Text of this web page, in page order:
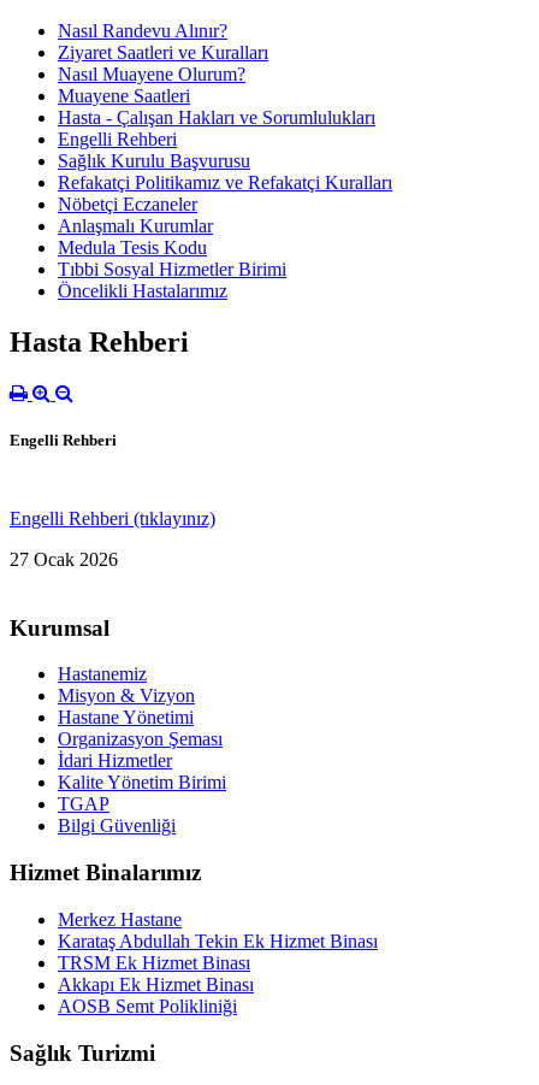
Nasıl Randevu Alınır?
Ziyaret Saatleri ve Kuralları
Nasıl Muayene Olurum?
Muayene Saatleri
Hasta - Çalışan Hakları ve Sorumlulukları
Engelli Rehberi
Sağlık Kurulu Başvurusu
Refakatçi Politikamız ve Refakatçi Kuralları
Nöbetçi Eczaneler
Anlaşmalı Kurumlar
Medula Tesis Kodu
Tıbbi Sosyal Hizmetler Birimi
Öncelikli Hastalarımız
Hasta Rehberi
Engelli Rehberi
Engelli Rehberi (tıklayınız)
27 Ocak 2026
Kurumsal
Hastanemiz
Misyon & Vizyon
Hastane Yönetimi
Organizasyon Şeması
İdari Hizmetler
Kalite Yönetim Birimi
TGAP
Bilgi Güvenliği
Hizmet Binalarımız
Merkez Hastane
Karataş Abdullah Tekin Ek Hizmet Binası
TRSM Ek Hizmet Binası
Akkapı Ek Hizmet Binası
AOSB Semt Polikliniği
Sağlık Turizmi